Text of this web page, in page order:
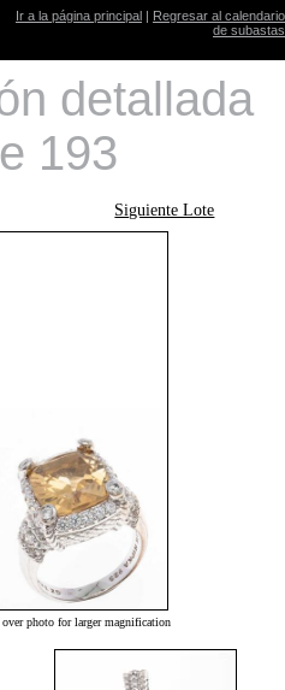
Ir a la página principal | Regresar al calendario
de subastas
detallada
193
Siguiente Lote
over photo for larger magnification